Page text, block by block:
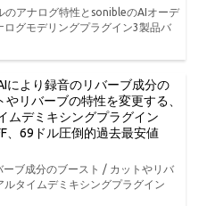
のアナログ特性とsonibleのAIオーデ
グモデリングプラグイン3製品バ
により録音のリバーブ成分の
やリバーブの特性を変更する、
ムデミキシングプラグイン
、69ドル圧倒的過去最安値
ーブ成分のブースト / カットやリバ
タイムデミキシングプラグイン